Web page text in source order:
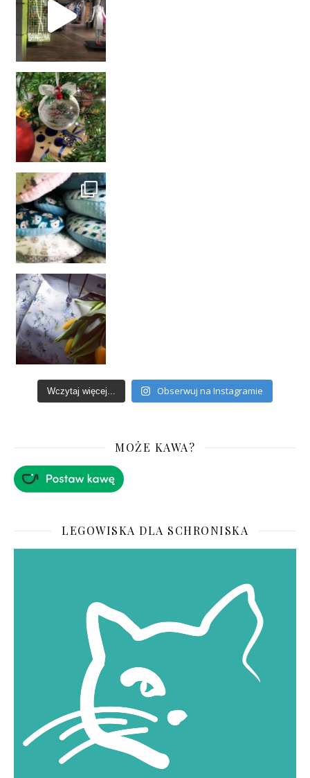
Wczytaj więcej... Obserwuj na Instagramie
MOŻE KAWA?
LEGOWISKA DLA SCHRONISKA